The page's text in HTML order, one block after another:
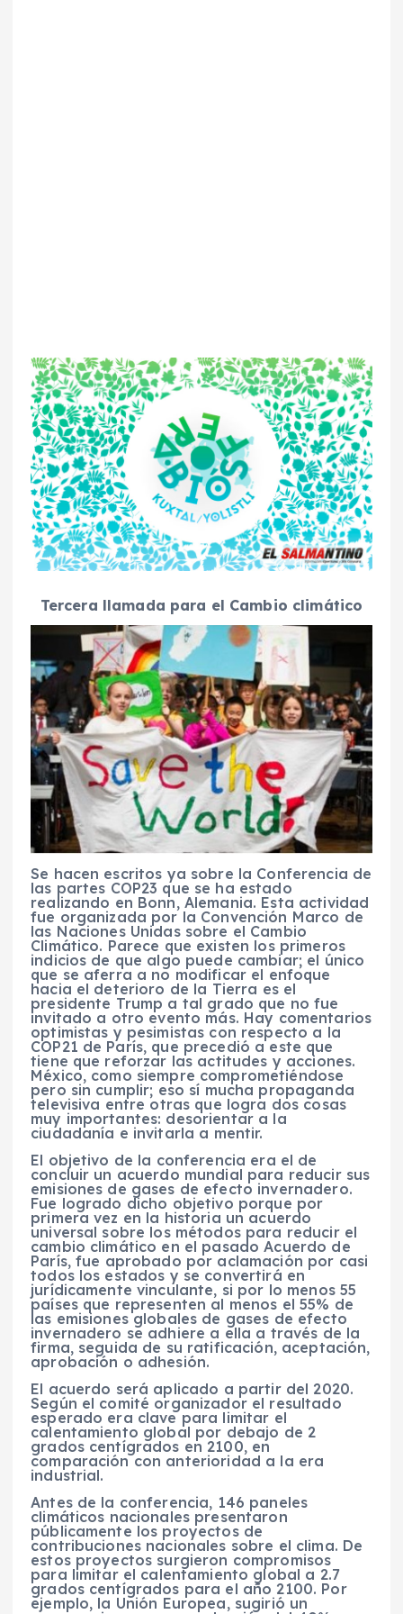
Tercera llamada para el Cambio climático
Se hacen escritos ya sobre la Conferencia de
las partes COP23 que se ha estado
realizando en Bonn, Alemania. Esta actividad
fue organizada por la Convención Marco de
las Naciones Unidas sobre el Cambio
Climático. Parece que existen los primeros
indicios de que algo puede cambiar; el único
que se aferra a no modificar el enfoque
hacia el deterioro de la Tierra es el
presidente Trump a tal grado que no fue
invitado a otro evento más. Hay comentarios
optimistas y pesimistas con respecto a la
COP21 de París, que precedió a este que
tiene que reforzar las actitudes y acciones.
México, como siempre comprometiéndose
pero sin cumplir; eso sí mucha propaganda
televisiva entre otras que logra dos cosas
muy importantes: desorientar a la
ciudadanía e invitarla a mentir.
El objetivo de la conferencia era el de
concluir un acuerdo mundial para reducir sus
emisiones de gases de efecto invernadero.
Fue logrado dicho objetivo porque por
primera vez en la historia un acuerdo
universal sobre los métodos para reducir el
cambio climático en el pasado Acuerdo de
París, fue aprobado por aclamación por casi
todos los estados y se convertirá en
jurídicamente vinculante, si por lo menos 55
países que representen al menos el 55% de
las emisiones globales de gases de efecto
invernadero se adhiere a ella a través de la
firma, seguida de su ratificación, aceptación,
aprobación o adhesión.
El acuerdo será aplicado a partir del 2020.
Según el comité organizador el resultado
esperado era clave para limitar el
calentamiento global por debajo de 2
grados centígrados en 2100, en
comparación con anterioridad a la era
industrial.
Antes de la conferencia, 146 paneles
climáticos nacionales presentaron
públicamente los proyectos de
contribuciones nacionales sobre el clima. De
estos proyectos surgieron compromisos
para limitar el calentamiento global a 2.7
grados centígrados para el año 2100. Por
ejemplo, la Unión Europea, sugirió un